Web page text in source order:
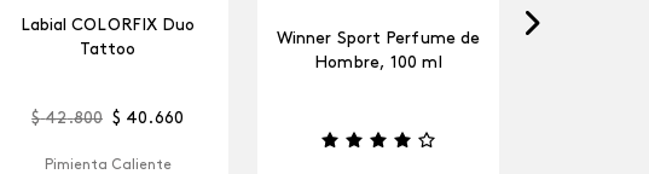
Labial COLORFIX Duo
Tattoo
$ 42.800 $ 40 .660
Pimienta Caliente
Winner Sport Perfume de
Hombre, 100 ml